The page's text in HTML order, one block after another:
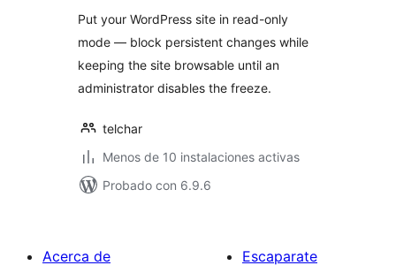
Put your WordPress site in read-only
mode — block persistent changes while
keeping the site browsable until an
administrator disables the freeze.
telchar
Menos de 10 instalaciones activas
Probado con 6.9.6
Acerca de
Escaparate